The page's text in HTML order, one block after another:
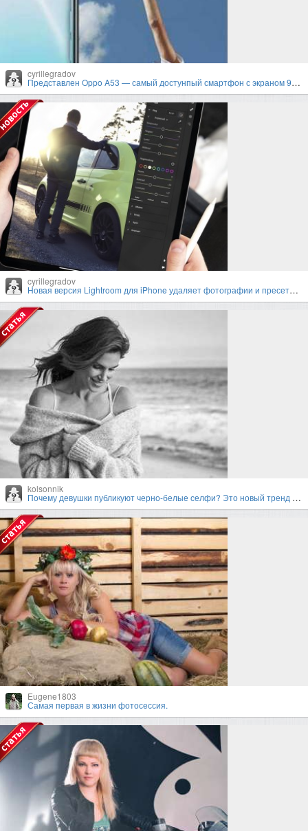
cyrillegradov
Представлен Oppo A53 — самый достунпый смартфон с экраном 90 Гц
cyrillegradov
Новая версия Lightroom для iPhone удаляет фотографии и пресеты пользователей
kolsonnik
Почему девушки публикуют черно-белые селфи? Это новый тренд в Instagram
Eugene1803
Самая первая в жизни фотосессия.